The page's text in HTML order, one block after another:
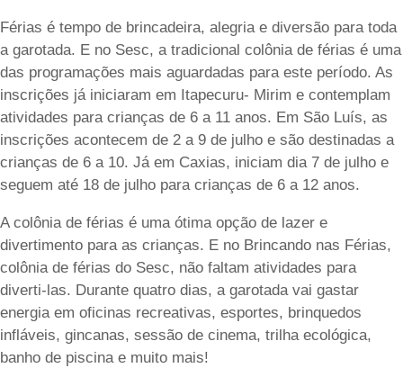
Férias é tempo de brincadeira, alegria e diversão para toda
a garotada. E no Sesc, a tradicional colônia de férias é uma
das programações mais aguardadas para este período. As
inscrições já iniciaram em Itapecuru- Mirim e contemplam
atividades para crianças de 6 a 11 anos. Em São Luís, as
inscrições acontecem de 2 a 9 de julho e são destinadas a
crianças de 6 a 10. Já em Caxias, iniciam dia 7 de julho e
seguem até 18 de julho para crianças de 6 a 12 anos.
A colônia de férias é uma ótima opção de lazer e
divertimento para as crianças. E no Brincando nas Férias,
colônia de férias do Sesc, não faltam atividades para
diverti-las. Durante quatro dias, a garotada vai gastar
energia em oficinas recreativas, esportes, brinquedos
infláveis, gincanas, sessão de cinema, trilha ecológica,
banho de piscina e muito mais!